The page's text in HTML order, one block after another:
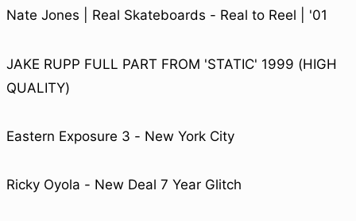
Nate Jones | Real Skateboards - Real to Reel | '01
JAKE RUPP FULL PART FROM 'STATIC' 1999 (HIGH
QUALITY)
Eastern Exposure 3 - New York City
Ricky Oyola - New Deal 7 Year Glitch